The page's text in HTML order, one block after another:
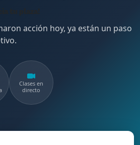
acción hoy, ya están un paso
Clases en
directo